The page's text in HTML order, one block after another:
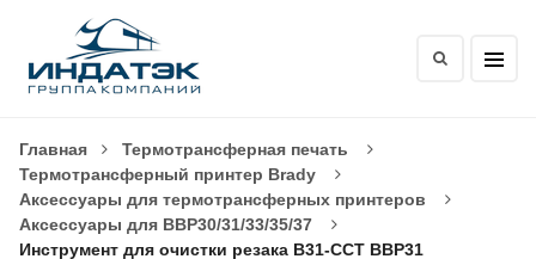
Главная
Термотрансферная печать
Термотрансферный принтер Brady
Аксессуары для термотрансферных принтеров
Аксессуары для BBP30/31/33/35/37
Инструмент для очистки резака B31-CCT BBP31